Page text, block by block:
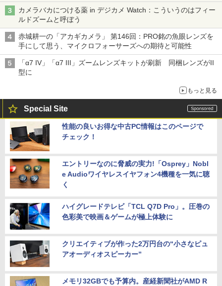
カメラバカにつける薬 in デジカメ Watch：こういうのはフィー
ルドズームと呼ぼう
赤城耕一の「アカギカメラ」 第146回：PRO銘の魚眼レンズを
手にして思う、マイクロフォーサーズへの期待と可能性
「α7 IV」「α7 III」ズームレンズキットが刷新 同梱レンズがII
型に
もっと見る
Special Site
性能の良いお得な中古PC情報はこのページで
チェック！
エントリーなのに脅威の実力!「Osprey」Nobl
e Audioワイヤレスイヤフォン4機種を一気に聴
く
ハイグレードテレビ「TCL Q7D Pro」。圧巻の
色彩美で映画＆ゲームが極上体験に
クリエイティブが作った2万円台の“小さなピュ
アオーディオスピーカー”
メモリ32GBでも予算内。産経新聞社がAMD R